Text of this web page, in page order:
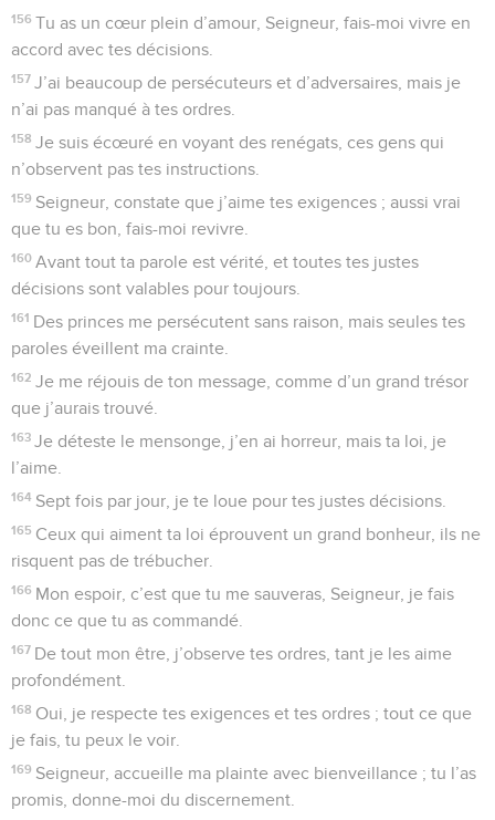
156 Tu as un cœur plein d’amour, Seigneur, fais-moi vivre en
accord avec tes décisions.
157 J’ai beaucoup de persécuteurs et d’adversaires, mais je
n’ai pas manqué à tes ordres.
158 Je suis écœuré en voyant des renégats, ces gens qui
n’observent pas tes instructions.
159 Seigneur, constate que j’aime tes exigences ; aussi vrai
que tu es bon, fais-moi revivre.
160 Avant tout ta parole est vérité, et toutes tes justes
décisions sont valables pour toujours.
161 Des princes me persécutent sans raison, mais seules tes
paroles éveillent ma crainte.
162 Je me réjouis de ton message, comme d’un grand trésor
que j’aurais trouvé.
163 Je déteste le mensonge, j’en ai horreur, mais ta loi, je
l’aime.
164 Sept fois par jour, je te loue pour tes justes décisions.
165 Ceux qui aiment ta loi éprouvent un grand bonheur, ils ne
risquent pas de trébucher.
166 Mon espoir, c’est que tu me sauveras, Seigneur, je fais
donc ce que tu as commandé.
167 De tout mon être, j’observe tes ordres, tant je les aime
profondément.
168 Oui, je respecte tes exigences et tes ordres ; tout ce que
je fais, tu peux le voir.
169 Seigneur, accueille ma plainte avec bienveillance ; tu l’as
promis, donne-moi du discernement.